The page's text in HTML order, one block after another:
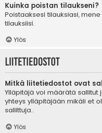
Kuinka poistan tilaukseni?
Poistaaksesi tilauksiasi,
tilauksiisi.
Ylös
Liitetiedostot
Mitkä liitetiedostot ovat
Ylläpitäjä voi määrätä sallitut
yhteys ylläpitäjään mikäli et
sallittuja..
Ylös